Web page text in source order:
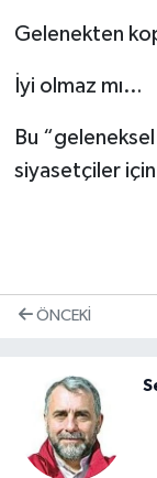
Gelenekten
İyi olmaz mı…
Bu
siyasetçiler için
ÖNCEKI